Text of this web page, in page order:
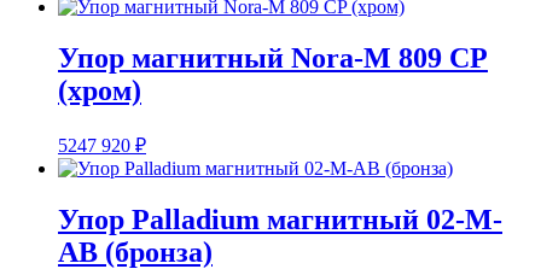
Упор магнитный Nora-M 809 CP
(хром)
5247 920 ₽
Упор Palladium магнитный 02-M-
AB (бронза)